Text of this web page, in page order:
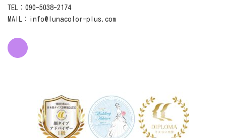
TEL：090-5038-2174
MAIL：info@lunacolor-plus.com